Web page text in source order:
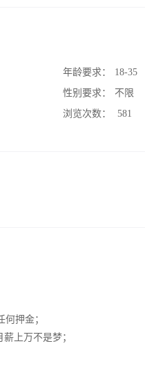
年龄要求：
18-35
性别要求：
不限
浏览次数：
581
押金；
上万不是梦；